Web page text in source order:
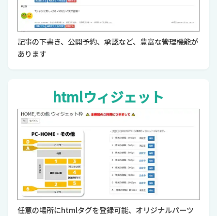
記事の下書き、公開予約、承認など、豊富な管理機能が
あります
htmlウィジェット
任意の場所にhtmlタグを登録可能、オリジナルパーツ